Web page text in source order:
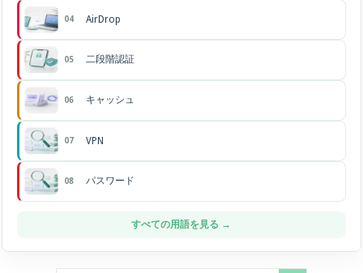
04 AirDrop
05 二段階認証
06 キャッシュ
07 VPN
08 パスワード
すべての用語を見る →